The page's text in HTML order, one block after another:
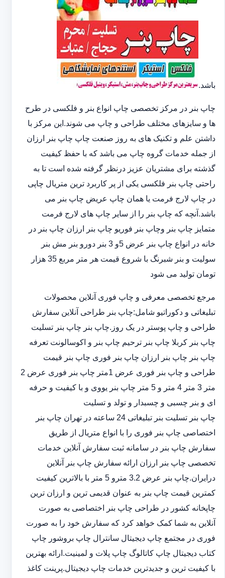
باشد.
چاپ بنر در مرکز تخصصی چاپ انواع بنر و فلکسی در طرح
ها و سایزهای مختلف طراحی و چاپ می شوند.این مرکز با
داشتن علم و تکنیک های به روز صنعت چاپ چاپ بنر ارزان
از جمله خدمات گروه چاپ می باشد که با حفظ کیفیت
گذشته برای مشتریان عزیز درنظر گرفته شده است تا به
راحتی چاپ بنر فلکسی یکی از پر کاربرد ترین متریال چاپی
در چاپ لارج فرمت یا همان چاپ عریض چاپ بنر می
باشد.آنچه که چاپ بنر را از سایر چاپ های لارج فرمت
متمایز چاپ بنر وچاپ بنر فوریو چاپ بنر ارزان چاپ بنر در
خانه در انواع چاپ بنر عرض 5و 3 بنر دورو بنر مش بنر
سولیت و بنر شبرنگ با شروع قیمت هر متر مربع 35 هزار
تومان تولید می شود
مرجع تخصصی معرفی و چاپ فوری آنلاین محصولات
تبلیغاتی و دکوراتیو شامل:چاپ بنر طراحی آنلاین سفارش
طراحی و چاپ پوستر در یک روز.چاپ بنر چاپ بنر تسلیت
چاپ بنر کربلا چاپ بنر ترحیم چاپ بنر و اکوسالونت تعرفه
چاپ بنر چاپ بنر ارزان چاپ بنر فوری چاپ بنر قیمت
طراحی و چاپ بنر فوری عرض 1متر چاپ بنر فوری عرض 2
متر 3 متر 4 متر و 5 متر چاپ بنر یووی و با کیفیت و حرفه
ای و بنر چسبی و چسبدار و تولد و تسلیت
چاپ بنر تسلیت بنر تبلیغاتی 24 ساعته در تهران چاپ بنر
اختصاصی چاپ بنر فوری را با انواع متریال از طریق
سفارش چاپ بنر در سامانه ثبت سفارش آنلاین خدمات
تخصصی چاپ بنر ارزان ارائه سفارش چاپ بنر آنلاین
درایران.چاپ بنر عرض 3.2 مترو 5 متر با بالاترین کیفیت
کمترین قیمت چاپ بنر به عنوان قدیمی ترین و ارزان ترین
چاپخانه کشور در طراحی چاپ بنر اختصاصی به صورت
آنلاین به شما کمک خواهد کرد که سفارش خود را به صورت
فوری در مجتمع چاپ دیجیتال سانترال چاپ بروشور چاپ
کتاب دیجیتال چاپ کاتالوگ چاپ پلات و لمینیت.ارائه بهترین
با کیفیت ترین و جدیدترین خدمات چاپ دیجیتال.پرینت کاغذ